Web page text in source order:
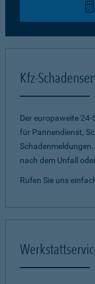
Kfz-
Der europaweite
für Pannendienst,
nach dem Unfall
Rufen Sie uns